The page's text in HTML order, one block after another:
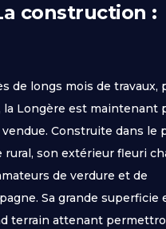
construction :
de longs mois de travaux,
la Longère est maintenant
Construite dans le
rural, son extérieur fleuri
de verdure et de
Sa grande superficie
terrain attenant